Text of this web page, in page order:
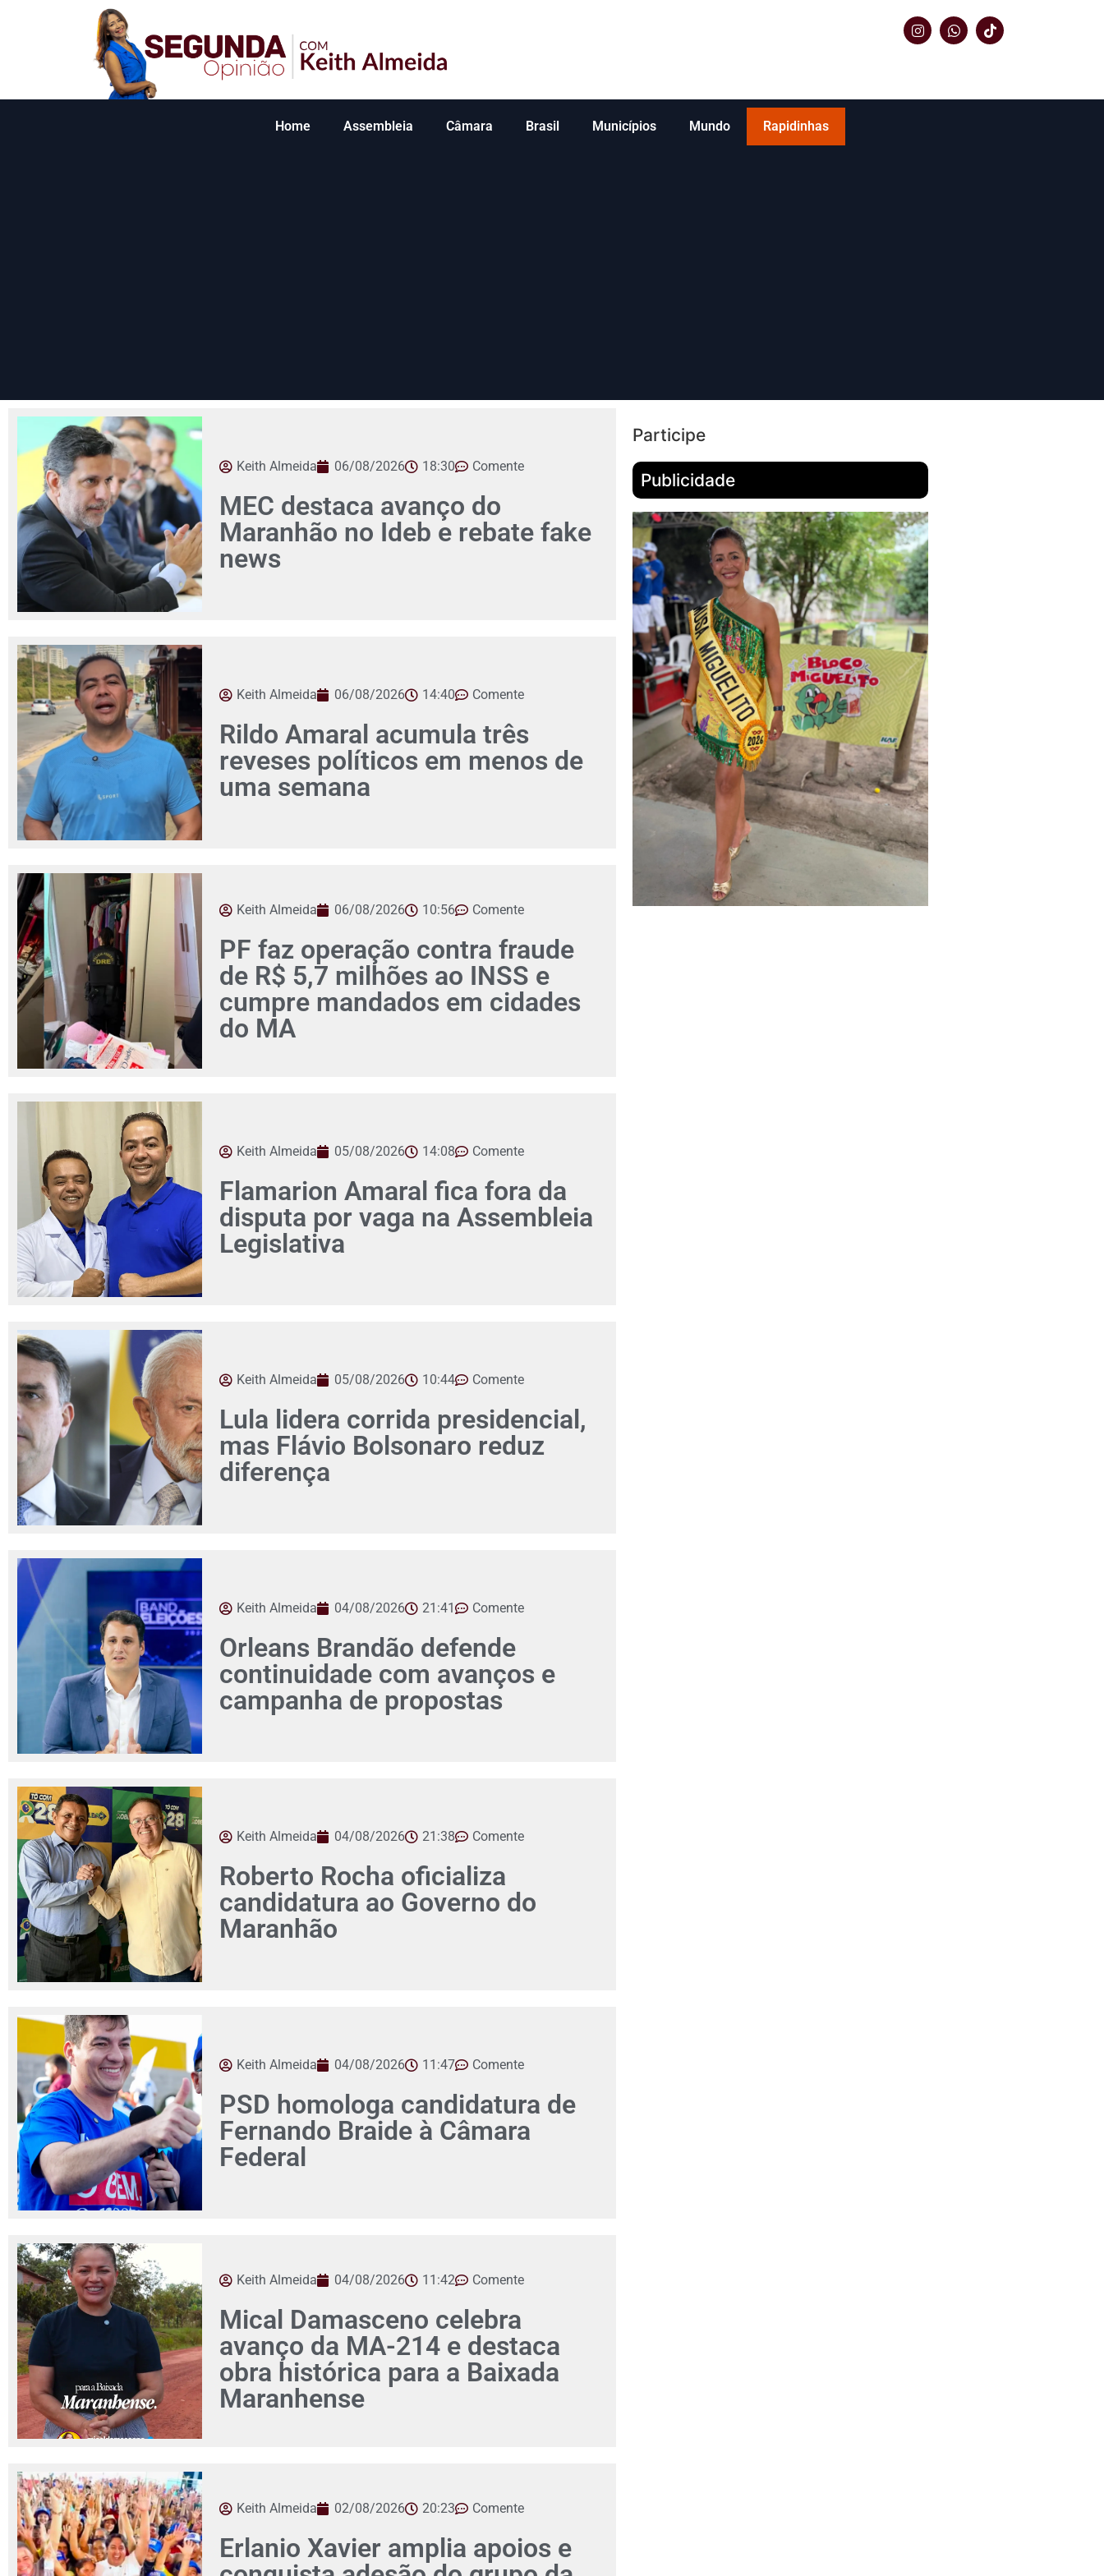
Home Assembleia Câmara Brasil Municípios Mundo Rapidinhas
Keith Almeida 06/08/2026 18:30 Comente
MEC destaca avanço do
Maranhão no Ideb e rebate fake
news
Keith Almeida 06/08/2026 14:40 Comente
Rildo Amaral acumula três
reveses políticos em menos de
uma semana
Keith Almeida 06/08/2026 10:56 Comente
PF faz operação contra fraude
de R$ 5,7 milhões ao INSS e
cumpre mandados em cidades
do MA
Keith Almeida 05/08/2026 14:08 Comente
Flamarion Amaral fica fora da
disputa por vaga na Assembleia
Legislativa
Keith Almeida 05/08/2026 10:44 Comente
Lula lidera corrida presidencial,
mas Flávio Bolsonaro reduz
diferença
Keith Almeida 04/08/2026 21:41 Comente
Orleans Brandão defende
continuidade com avanços e
campanha de propostas
Keith Almeida 04/08/2026 21:38 Comente
Roberto Rocha oficializa
candidatura ao Governo do
Maranhão
Keith Almeida 04/08/2026 11:47 Comente
PSD homologa candidatura de
Fernando Braide à Câmara
Federal
Keith Almeida 04/08/2026 11:42 Comente
Mical Damasceno celebra
avanço da MA-214 e destaca
obra histórica para a Baixada
Maranhense
Keith Almeida 02/08/2026 20:23 Comente
Erlanio Xavier amplia apoios e
Participe
Publicidade